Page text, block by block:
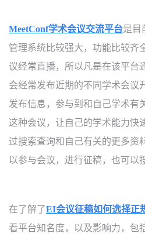
MeetConf学术会议交流平台是目
管理系统比较强大，功能比较齐
议经常直播，所以凡是在该平台
会经常发布近期的不同学术会议
发布信息，参与到和自己学术有
这种会议，让自己的学术能力快
过搜索查询和自己有关的更多资
以参与会议，进行征稿，也可以
在了解了EI会议征稿如何选择正
看平台知名度，以及影响力，包